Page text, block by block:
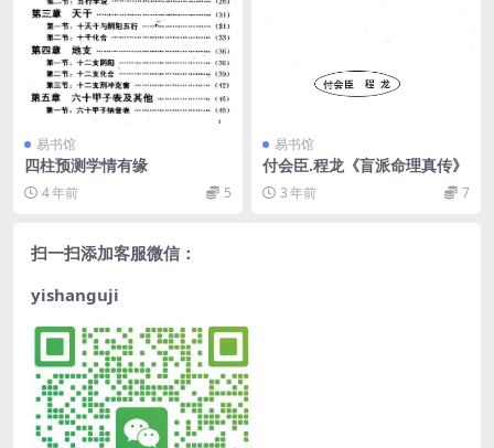
易书馆
四柱预测学情有缘
4 年前 5
易书馆
付会臣.程龙《盲派命理真传》
3 年前 7
扫一扫添加客服微信：
yishanguji